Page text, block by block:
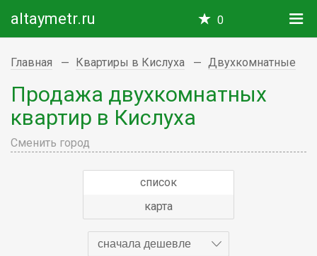
altaymetr.ru 0
Главная Квартиры в Кислуха Двухкомнатные
Продажа двухкомнатных
квартир в Кислуха
Сменить город
список
карта
сначала дешевле